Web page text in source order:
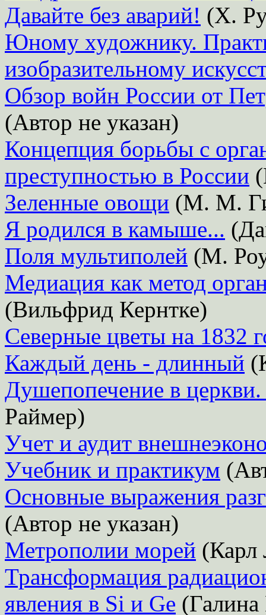
Давайте без аварий! (Х.
Юному художнику.
изобразительному
Обзор войн России от
(Автор не указан)
Концепция борьбы с
преступностью в России
Зеленные овощи (М. М.
Я родился в камыше...
Поля мультиполей (М.
Медиация как метод
(Вильфрид Кернтке)
Северные цветы на 1832
Каждый день - длинный
Душепопечение в
Раймер)
Учет и аудит
Учебник и практикум
Основные выражения
(Автор не указан)
Метрополии морей (Карл
Трансформация
явления в Si и Ge (Галина